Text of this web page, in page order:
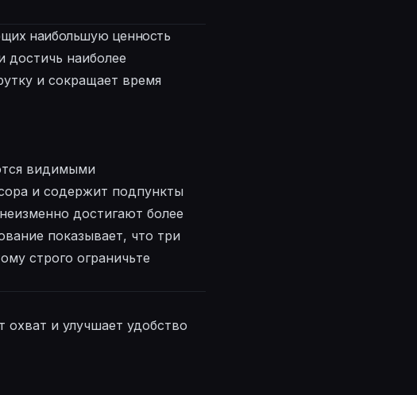
наибольшую ценность
достичь наиболее
и сокращает время
видимыми
и содержит подпункты
достигают более
показывает, что три
строго ограничьте
охват и улучшает удобство